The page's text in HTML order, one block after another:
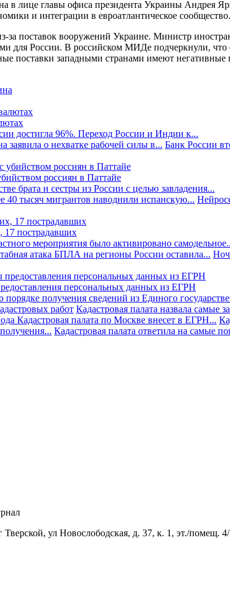
в лице главы офиса президента Украины Андрея
и интеграции в евроатлантическое сообщество.
поставок вооружений Украине. Министр
для России. В российском МИДе подчеркнули,
поставки западными странами имеют
достигла 96%. Переход России и Индии к...
заявила о нехватке рабочей силы в... Банк России
россиян в Паттайе
брата и сестры из России с целью завладения...
40 тысяч мигрантов наводнили испанскую...
17 пострадавших
мероприятия было активировано
атака БПЛА на регионы России оставила...
персональных данных из ЕГРН
получения сведений из Единого
работ Кадастровая палата назвала
Кадастровая палата по Москве внесет в ЕГРН...
Кадастровая палата ответила на самые
ул Новослободская, д. 37, к. 1, эт./помещ.